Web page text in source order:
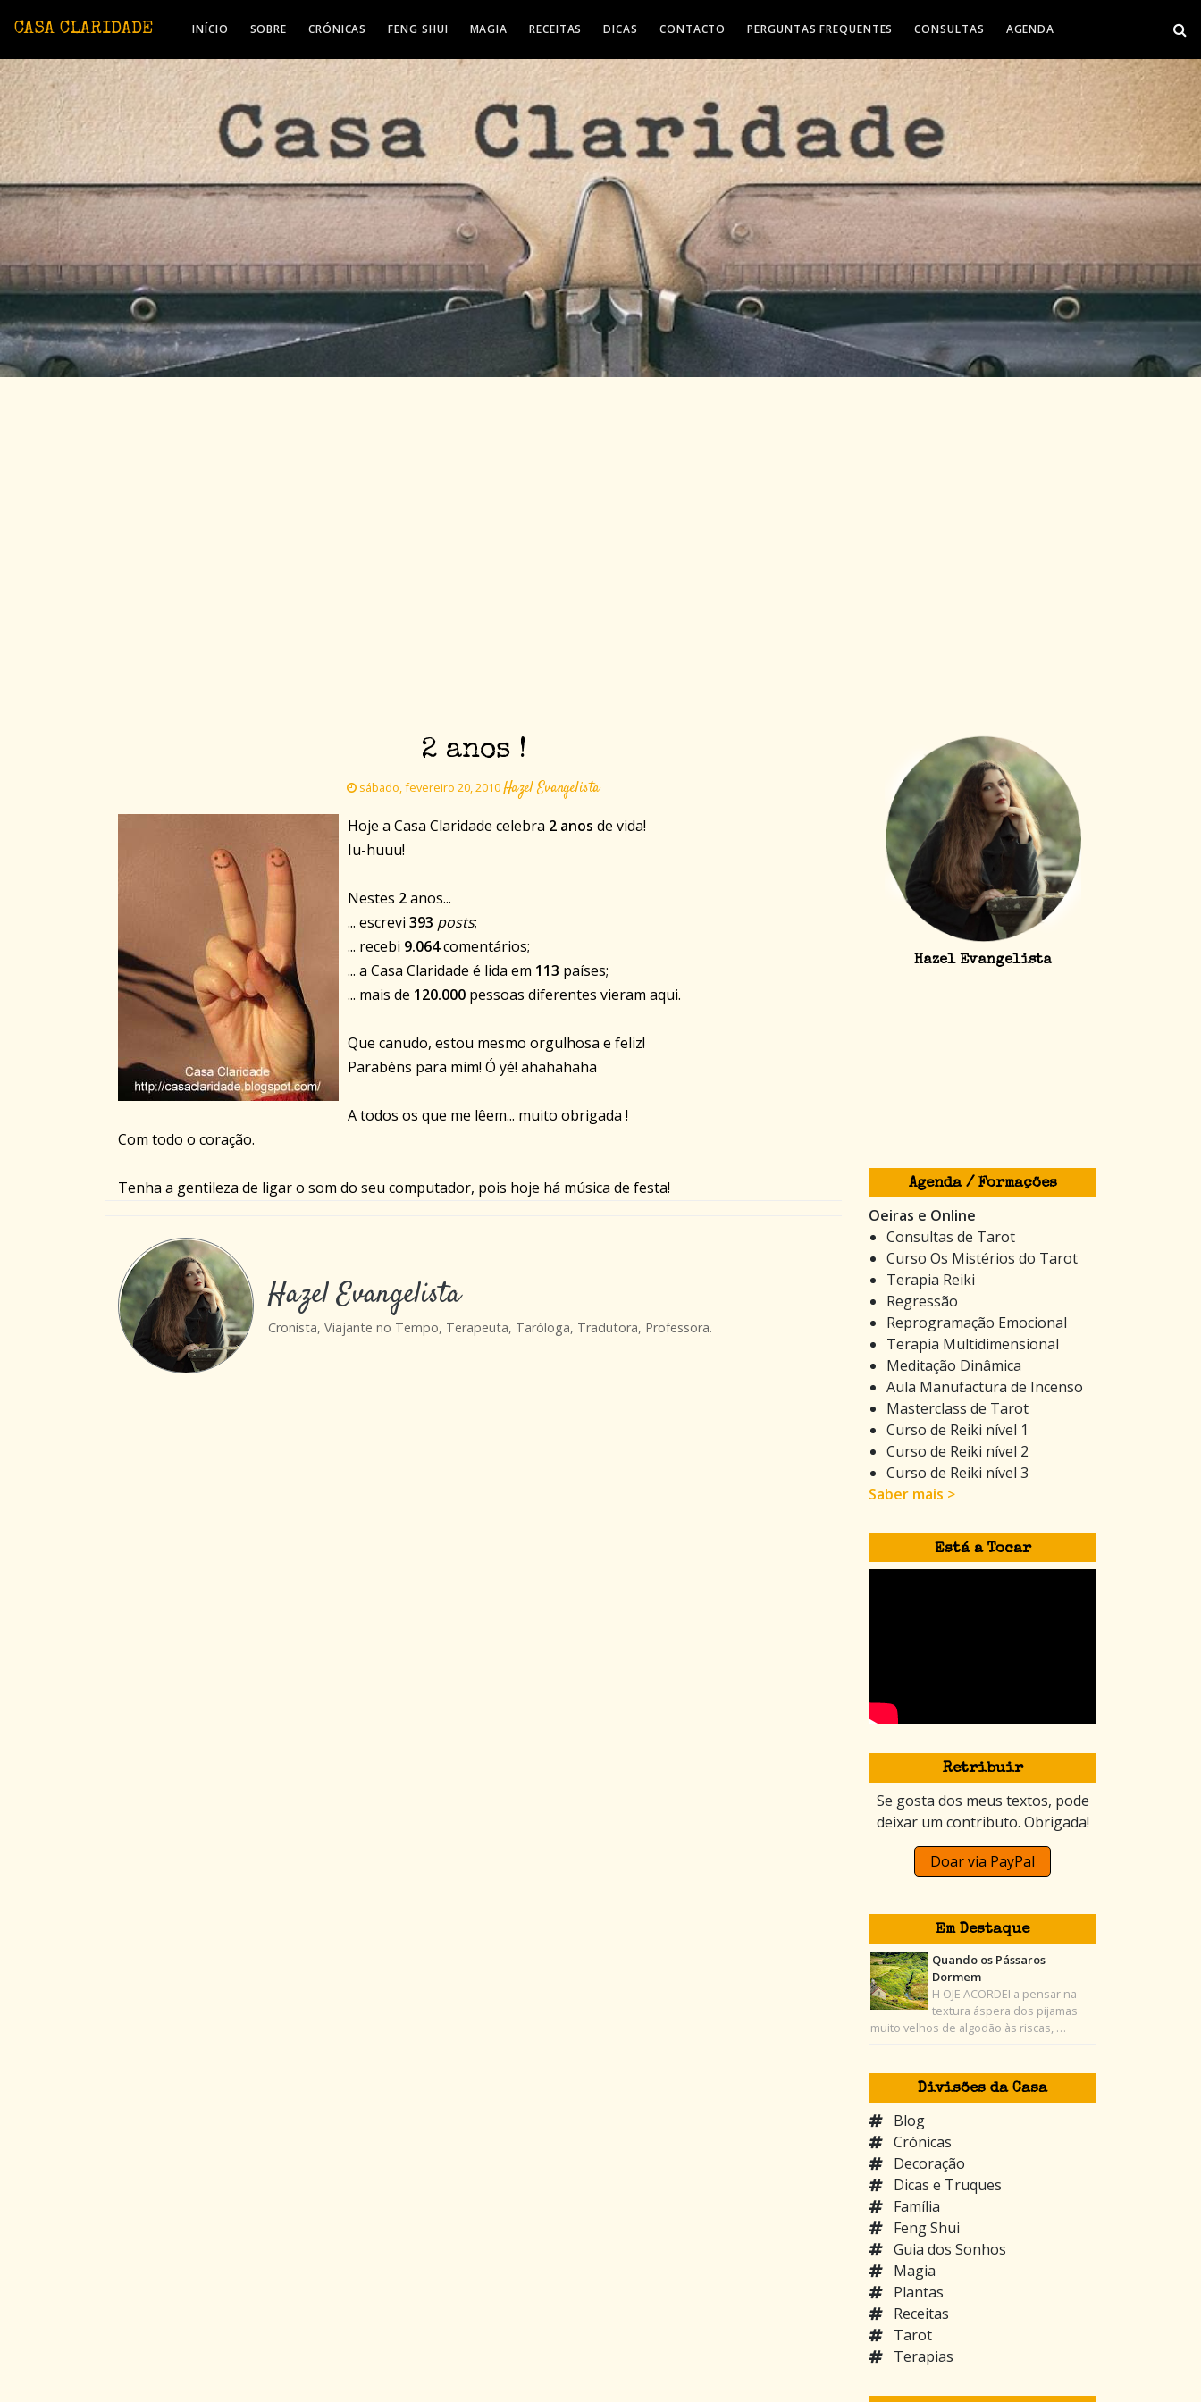
CASA CLARIDADE INÍCIO SOBRE CRÓNICAS FENG SHUI MAGIA RECEITAS DICAS CONTACTO PERGUNTAS FREQUENTES CONSULTAS AGENDA
2 anos !
sábado, fevereiro 20, 2010Hazel Evangelista
Hoje a Casa Claridade celebra 2 anos de vida!
Iu-huuu!
Nestes 2anos...
... escrevi 393 posts;
... recebi 9.064comentários;
... a Casa Claridade é lida em 113 países;
... mais de 120.000 pessoas diferentes vieram aqui.
Que canudo, estou mesmo orgulhosa e feliz!
Parabéns para mim! Ó yé! ahahahaha
A todos os que me lêem... muito obrigada !
Com todo o coração.
Tenha a gentileza de ligar o som do seu computador, pois hoje há música de festa!
Hazel Evangelista
Cronista, Viajante no Tempo, Terapeuta, Taróloga, Tradutora, Professora.
Hazel Evangelista
Agenda / Formações
Oeiras e Online
Consultas de Tarot
Curso Os Mistérios do Tarot
Terapia Reiki
Regressão
Reprogramação Emocional
Terapia Multidimensional
Meditação Dinâmica
Aula Manufactura de Incenso
Masterclass de Tarot
Curso de Reiki nível 1
Curso de Reiki nível 2
Curso de Reiki nível 3
Saber mais >
Está a Tocar
Retribuir
Se gosta dos meus textos, pode
deixar um contributo. Obrigada!
Doar via PayPal
Em Destaque
Quando os Pássaros
Dormem
H OJE ACORDEI a pensar na
textura áspera dos pijamas
muito velhos de algodão às riscas, …
Divisões da Casa
Blog
Crónicas
Decoração
Dicas e Truques
Família
Feng Shui
Guia dos Sonhos
Magia
Plantas
Receitas
Tarot
Terapias